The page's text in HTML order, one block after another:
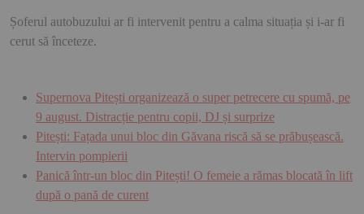
Șoferul autobuzului ar fi intervenit pentru a calma situația și i-ar fi
cerut să înceteze.
Supernova Pitești organizează o super petrecere cu spumă, pe
9 august. Distracție pentru copii, DJ și surprize
Pitești: Fațada unui bloc din Găvana riscă să se prăbușească.
Intervin pompierii
Panică într-un bloc din Pitești! O femeie a rămas blocată în lift
după o pană de curent